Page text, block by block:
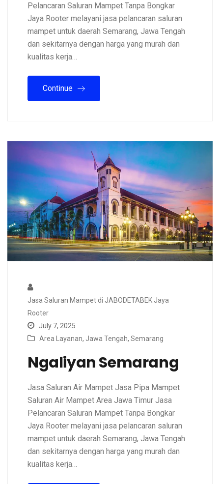
Pelancaran Saluran Mampet Tanpa Bongkar
Jaya Rooter melayani jasa pelancaran saluran
mampet untuk daerah Semarang, Jawa Tengah
dan sekitarnya dengan harga yang murah dan
kualitas kerja…
Continue
Jasa Saluran Mampet di JABODETABEK Jaya
Rooter
July 7, 2025
Area Layanan, Jawa Tengah, Semarang
Ngaliyan Semarang
Jasa Saluran Air Mampet Jasa Pipa Mampet
Saluran Air Mampet Area Jawa Timur Jasa
Pelancaran Saluran Mampet Tanpa Bongkar
Jaya Rooter melayani jasa pelancaran saluran
mampet untuk daerah Semarang, Jawa Tengah
dan sekitarnya dengan harga yang murah dan
kualitas kerja…